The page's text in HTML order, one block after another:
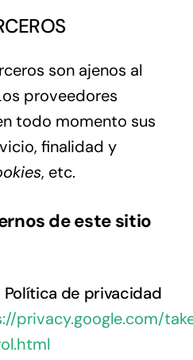
son ajenos al
proveedores
todo momento sus
finalidad y
, etc.
de este sitio
Política de privacidad
privacy.google.com/